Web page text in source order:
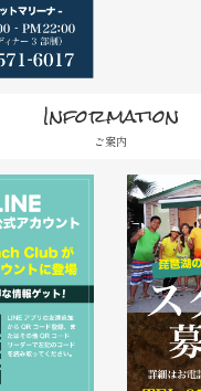
Information
ご案内